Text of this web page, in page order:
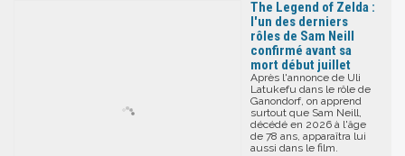
The Legend of Zelda :
l'un des derniers
rôles de Sam Neill
confirmé avant sa
mort début juillet
Après l'annonce de Uli
Latukefu dans le rôle de
Ganondorf, on apprend
surtout que Sam Neill,
décédé en 2026 à l'âge
de 78 ans, apparaîtra lui
aussi dans le film.